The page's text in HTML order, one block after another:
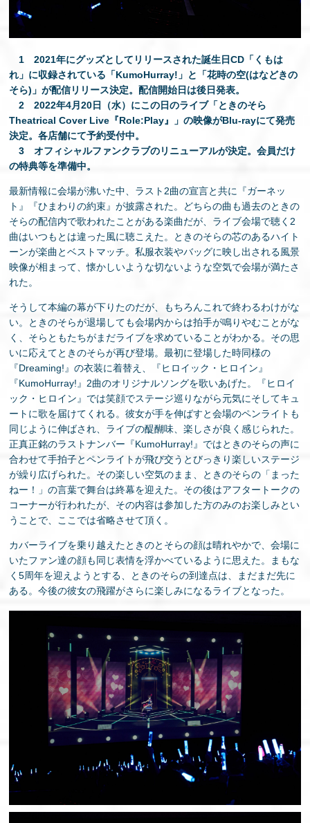
1 2021年にグッズとしてリリースされた誕生日CD「くもは
れ」に収録されている「KumoHurray!」と「花時の空(はなどきの
そら)」が配信リリース決定。配信開始日は後日発表。
2 2022年4月20日（水）にこの日のライブ「ときのそら
Theatrical Cover Live『Role:Play』」の映像がBlu-rayにて発売
決定。各店舗にて予約受付中。
3 オフィシャルファンクラブのリニューアルが決定。会員だけ
の特典等を準備中。
最新情報に会場が沸いた中、ラスト2曲の宣言と共に『ガーネッ
ト』『ひまわりの約束』が披露された。どちらの曲も過去のときの
そらの配信内で歌われたことがある楽曲だが、ライブ会場で聴く2
曲はいつもとは違った風に聴こえた。ときのそらの芯のあるハイト
ーンが楽曲とベストマッチ。私服衣装やバッグに映し出される風景
映像が相まって、懐かしいような切ないような空気で会場が満たさ
れた。
そうして本編の幕が下りたのだが、もちろんこれで終わるわけがな
い。ときのそらが退場しても会場内からは拍手が鳴りやむことがな
く、そらともたちがまだライブを求めていることがわかる。その思
いに応えてときのそらが再び登場。最初に登場した時同様の
『Dreaming!』の衣装に着替え、『ヒロイック・ヒロイン』
『KumoHurray!』2曲のオリジナルソングを歌いあげた。『ヒロイ
ック・ヒロイン』では笑顔でステージ巡りながら元気にそしてキュ
ートに歌を届けてくれる。彼女が手を伸ばすと会場のペンライトも
同じように伸ばされ、ライブの醍醐味、楽しさが良く感じられた。
正真正銘のラストナンバー『KumoHurray!』ではときのそらの声に
合わせて手拍子とペンライトが飛び交うとびっきり楽しいステージ
が繰り広げられた。その楽しい空気のまま、ときのそらの「まった
ねー！」の言葉で舞台は終幕を迎えた。その後はアフタートークの
コーナーが行われたが、その内容は参加した方のみのお楽しみとい
うことで、ここでは省略させて頂く。
カバーライブを乗り越えたときのとそらの顔は晴れやかで、会場に
いたファン達の顔も同じ表情を浮かべているように思えた。まもな
く5周年を迎えようとする、ときのそらの到達点は、まだまだ先に
ある。今後の彼女の飛躍がさらに楽しみになるライブとなった。